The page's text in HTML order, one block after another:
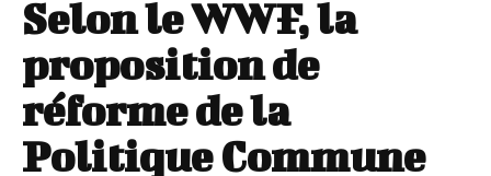
Selon le WWF, la
proposition de
réforme de la
Politique Commune